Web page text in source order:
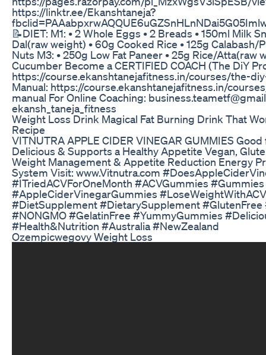
https://linktr.ee/Ekanshtaneja?
📝DIET: M1: • 2 Whole Eggs • ⁠2 Breads • ⁠150ml Milk
Dal(raw weight) • ⁠60g Cooked Rice • ⁠125g Calabash/
Nuts M3: • 250g Low Fat Paneer • ⁠25g Rice/Atta(raw
Cucumber Become a CERTIFIED COACH (The DiY
https://course.ekanshtanejafitness.in/courses/the-
Manual: https://course.ekanshtanejafitness.in/
manual For Online Coaching:
ekansh_taneja_fitness
Weight Loss Drink Magical Fat Burning Drink That
Recipe
VITNUTRA APPLE CIDER VINEGAR GUMMIES
Delicious & Supports a Healthy Appetite Vegan,
Weight Management & Appetite Reduction Energy
System Visit: www.Vitnutra.com
#ITriedACVForOneMonth #ACVGummies
#AppleCiderVinegarGummies
#DietSupplement #DietarySupplement #GlutenFree
#NONGMO #GelatinFree #YummyGummies
#Health&Nutrition #Australia #NewZealand
Ozempicwegovy Weight Loss